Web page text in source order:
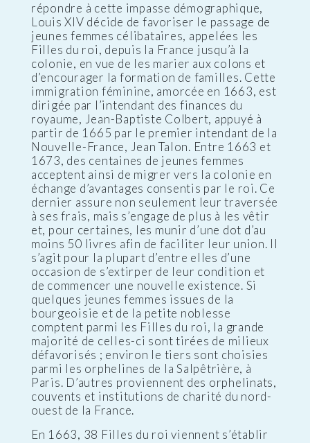
répondre à cette impasse démographique,
Louis XIV décide de favoriser le passage de
jeunes femmes célibataires, appelées les
Filles du roi, depuis la France jusqu’à la
colonie, en vue de les marier aux colons et
d’encourager la formation de familles. Cette
immigration féminine, amorcée en 1663, est
dirigée par l’intendant des finances du
royaume, Jean-Baptiste Colbert, appuyé à
partir de 1665 par le premier intendant de la
Nouvelle-France, Jean Talon. Entre 1663 et
1673, des centaines de jeunes femmes
acceptent ainsi de migrer vers la colonie en
échange d’avantages consentis par le roi. Ce
dernier assure non seulement leur traversée
à ses frais, mais s’engage de plus à les vêtir
et, pour certaines, les munir d’une dot d’au
moins 50 livres afin de faciliter leur union. Il
s’agit pour la plupart d’entre elles d’une
occasion de s’extirper de leur condition et
de commencer une nouvelle existence. Si
quelques jeunes femmes issues de la
bourgeoisie et de la petite noblesse
comptent parmi les Filles du roi, la grande
majorité de celles-ci sont tirées de milieux
défavorisés ; environ le tiers sont choisies
parmi les orphelines de la Salpêtrière, à
Paris. D’autres proviennent des orphelinats,
couvents et institutions de charité du nord-
ouest de la France.
En 1663, 38 Filles du roi viennent s’établir